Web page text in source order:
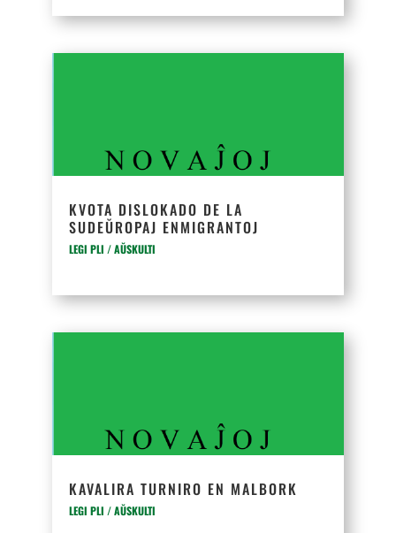
KVOTA DISLOKADO DE LA
SUDEŬROPAJ ENMIGRANTOJ
LEGI PLI / AŬSKULTI
KAVALIRA TURNIRO EN MALBORK
LEGI PLI / AŬSKULTI